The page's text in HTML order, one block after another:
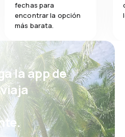
1.0
fechas para
encontrar la opción
más barata.
la app de
viaja